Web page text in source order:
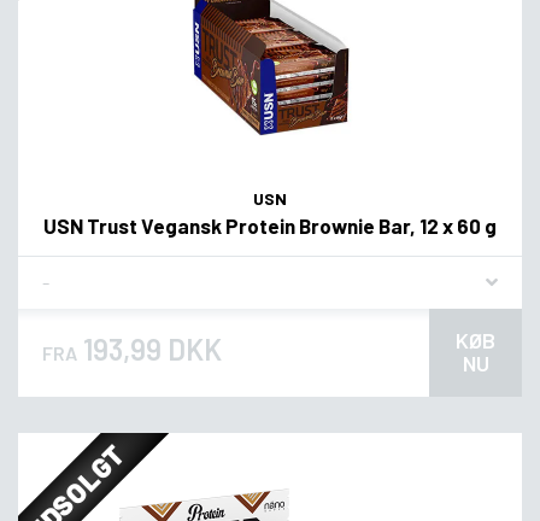
USN
USN Trust Vegansk Protein Brownie Bar, 12 x 60 g
FRA 193,99 DKK
KØB
NU
UDSOLGT